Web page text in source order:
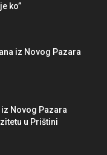
ko”
iz Novog Pazara
Novog Pazara
u Prištini